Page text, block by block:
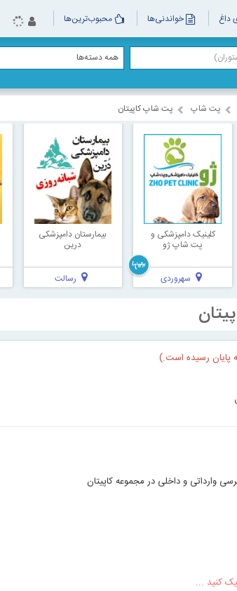
داغ خواندنی‌ها محبوب‌ترین‌ها
همه دسته‌ها
پت شاپ پت شاپ کاپیتان
کلینیک دامپزشکی و
پت شاپ ژو
سهروردی
بیمارستان دامپزشکی
درین
رسالت
پایان رسیده است.)
وارداتی و داخلی در مجموعه کاپیتان
کنید ...